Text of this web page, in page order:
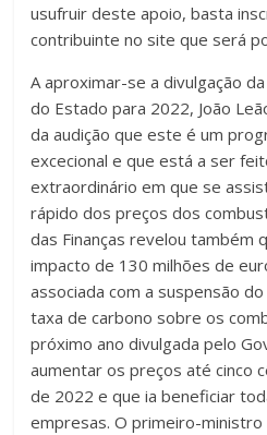
usufruir deste apoio, basta
contribuinte no site que será
A aproximar-se a divulgação
do Estado para 2022, João
da audição que este é um
excecional e que está a ser
extraordinário em que se
rápido dos preços dos
das Finanças revelou também
impacto de 130 milhões de
associada com a suspensão
taxa de carbono sobre os
próximo ano divulgada pelo
aumentar os preços até cinco
de 2022 e que ia beneficiar
empresas. O primeiro-ministro